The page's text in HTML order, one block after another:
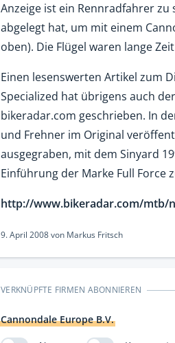
Anzeige ist ein Rennradfahrer zu
abgelegt hat, um mit einem
oben). Die Flügel waren lange
Einen lesenswerten Artikel zum
Specialized hat übrigens auch
bikeradar.com geschrieben. In
und Frehner im Original
ausgegraben, mit dem Sinyard
Einführung der Marke Full Force
http://www.bikeradar.com/mtb/
9. April 2008von Markus Fritsch
VERKNÜPFTE FIRMEN ABONNIEREN
Cannondale Europe B.V.